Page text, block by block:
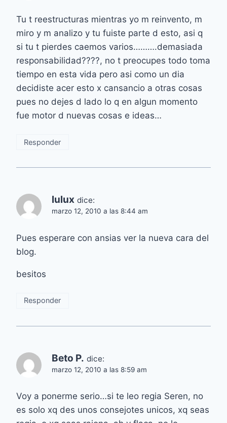
Tu t reestructuras mientras yo m reinvento, m
miro y m analizo y tu fuiste parte d esto, asi q
si tu t pierdes caemos varios……….demasiada
responsabilidad????, no t preocupes todo toma
tiempo en esta vida pero asi como un dia
decidiste acer esto x cansancio a otras cosas
pues no dejes d lado lo q en algun momento
fue motor d nuevas cosas e ideas…
Responder
lulux dice:
marzo 12, 2010 a las 8:44 am
Pues esperare con ansias ver la nueva cara del
blog.
besitos
Responder
Beto P. dice:
marzo 12, 2010 a las 8:59 am
Voy a ponerme serio…si te leo regia Seren, no
es solo xq des unos consejotes unicos, xq seas